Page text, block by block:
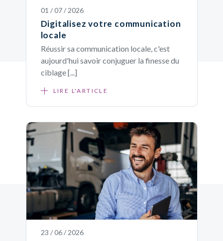
01 / 07 / 2026
Digitalisez votre communication
locale
Réussir sa communication locale, c'est
aujourd'hui savoir conjuguer la finesse du
ciblage [...]
LIRE L'ARTICLE
23 / 06 / 2026